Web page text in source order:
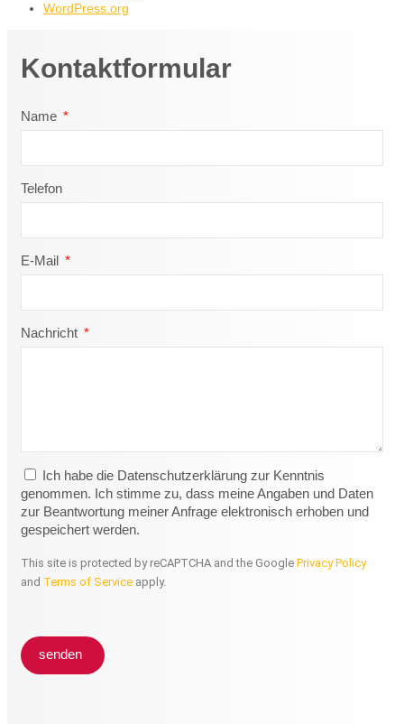
WordPress.org
Kontaktformular
Name
Telefon
E-Mail
Nachricht
Ich habe die Datenschutzerklärung zur Kenntnis
genommen. Ich stimme zu, dass meine Angaben und Daten
zur Beantwortung meiner Anfrage elektronisch erhoben und
gespeichert werden.
This site is protected by reCAPTCHA and the Google Privacy Policy
and Terms of Service apply.
senden